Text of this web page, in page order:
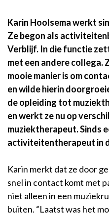
Karin Hoolsema werkt
Ze begon als
Verblijf. In die functie
met een andere collega.
mooie manier is om
en wilde hierin
de opleiding tot
en werkt ze nu op
muziektherapeut. Sinds
activiteitentherapeut in
Karin merkt dat ze door
snel in contact komt met
niet alleen in een
buiten. “Laatst was het